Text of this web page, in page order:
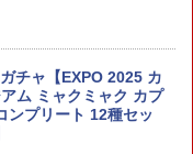
ト79 ナイトマスター
【MH79】 (プラモ
チャ【EXPO 2025 カ
ム ミャクミャク カプ
ンプリート 12種セッ